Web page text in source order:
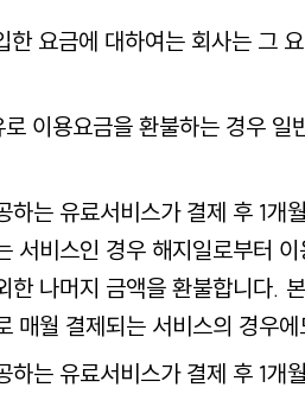
한 요금에 대하여는 회사는 그
이용요금을 환불하는 경우 일
하는 유료서비스가 결제 후 1개
서비스인 경우 해지일로부터
한 나머지 금액을 환불합니다.
매월 결제되는 서비스의 경우
하는 유료서비스가 결제 후 1개